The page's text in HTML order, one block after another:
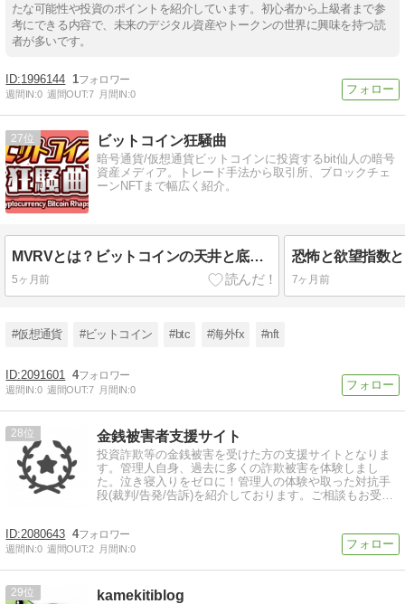
たな可能性や投資のポイントを紹介しています。初心者から上級者まで参
考にできる内容で、未来のデジタル資産やトークンの世界に興味を持つ読
者が多いです。
1996144 1
週間IN:0 週間OUT:7 月間IN:0
27 ビットコイン狂騒曲
暗号通貨/仮想通貨ビットコインに投資するbit仙人の暗号
資産メディア。トレード手法から取引所、ブロックチェ
ーンNFTまで幅広く紹介。
MVRVとは？ビットコインの天井と底を見極める 最強オンチェーン指標の使い方【2026年版】
5ヶ月前 7ヶ月前
#仮想通貨 #ビットコイン #btc #海外fx #nft
2091601 4
週間IN:0 週間OUT:7 月間IN:0
28 金銭被害者支援サイト
投資詐欺等の金銭被害を受けた方の支援サイトとなりま
す。管理人自身、過去に多くの詐欺被害を体験しまし
た。泣き寝入りをゼロに！管理人の体験や取った対抗手
段(裁判/告発/告訴)を紹介しております。ご相談もお受け
2080643 4
週間IN:0 週間OUT:2 月間IN:0
29 kamekitiblog